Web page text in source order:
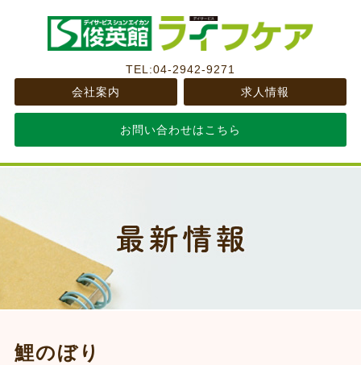
TEL:04-2942-9271
会社案内
求人情報
お問い合わせはこちら
鯉のぼり